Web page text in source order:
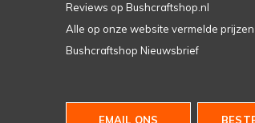
Reviews op Bushcraftshop.nl
Alle op onze website vermelde prijzen
Bushcraftshop Nieuwsbrief
EMAIL ONS